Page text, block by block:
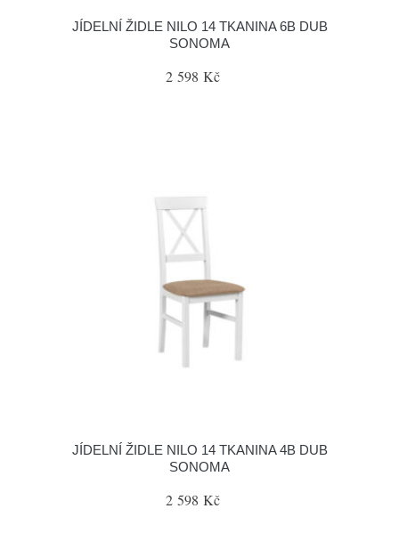
JÍDELNÍ ŽIDLE NILO 14 TKANINA 6B DUB
SONOMA
2 598 Kč
JÍDELNÍ ŽIDLE NILO 14 TKANINA 4B DUB
SONOMA
2 598 Kč